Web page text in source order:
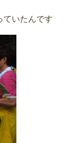
ていたんです